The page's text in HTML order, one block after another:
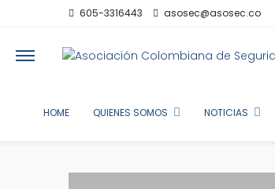
605-3316443 asosec@asosec.co
HOME QUIENES SOMOS NOTICIAS